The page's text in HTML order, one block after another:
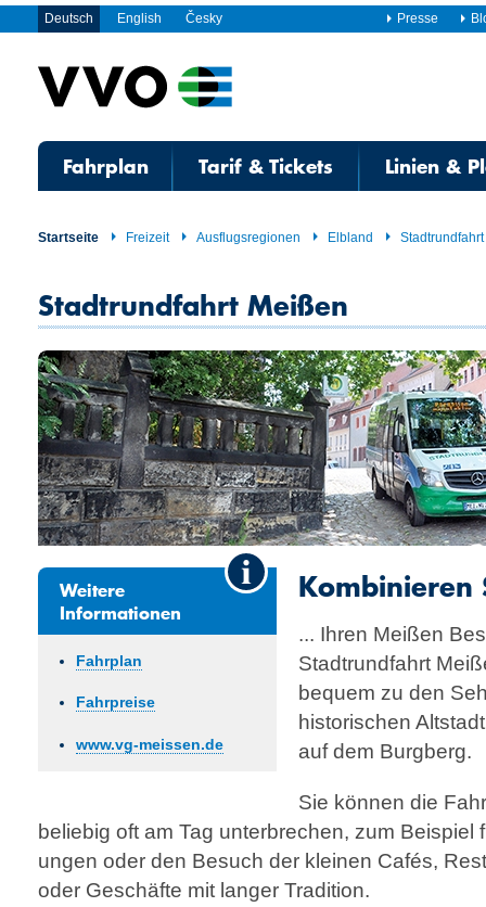
Deutsch English Česky Presse
Fahrplan Tarif & Tickets Linien &
Startseite Freizeit Ausflugsregionen Elbland
Stadtrundfahrt Meißen
Weitere
Informationen
Fahrplan
Fahrpreise
www.vg-meissen.de
Kombinieren
... Ihren Meißen
Stadtrundfahrt
bequem zu den
historischen
auf dem Burgberg.
Sie können die
beliebig oft am Tag unterbrechen, zum
ungen oder den Besuch der kleinen Cafés,
oder Geschäfte mit langer Tradition.